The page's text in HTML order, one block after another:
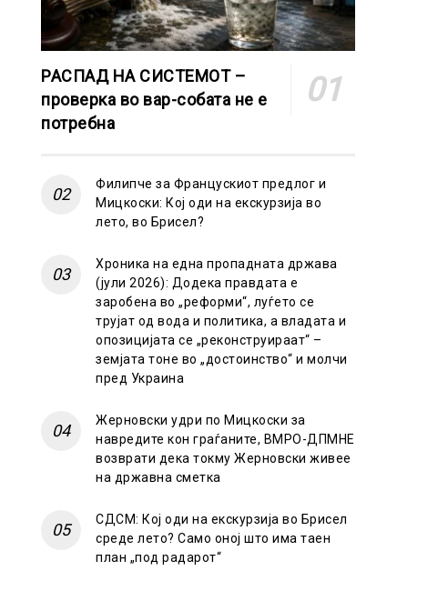
РАСПАД НА СИСТЕМОТ –
проверка во вар-собата не е
потребна
Филипче за Францускиот предлог и
Мицкоски: Кој оди на екскурзија во
лето, во Брисел?
Хроника на една пропадната држава
(јули 2026): Додека правдата е
заробена во „реформи“, луѓето се
трујат од вода и политика, а владата и
опозицијата се „реконструираат“ –
земјата тоне во „достоинство“ и молчи
пред Украина
Жерновски удри по Мицкоски за
навредите кон граѓаните, ВМРО-ДПМНЕ
возврати дека токму Жерновски живее
на државна сметка
СДСМ: Кој оди на екскурзија во Брисел
среде лето? Само оној што има таен
план „под радарот“